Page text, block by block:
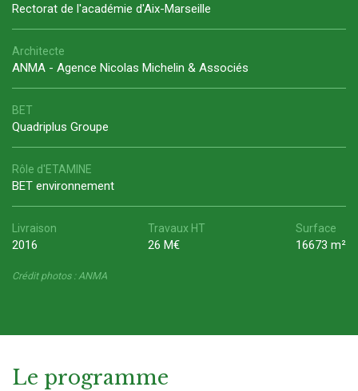
Rectorat de l'académie d'Aix-Marseille
Architecte
ANMA - Agence Nicolas Michelin & Associés
BET
Quadriplus Groupe
Rôle d'ETAMINE
BET environnement
Livraison
2016
Travaux HT
26 M€
Surface
16673 m²
Crédit photos : ANMA
Le programme